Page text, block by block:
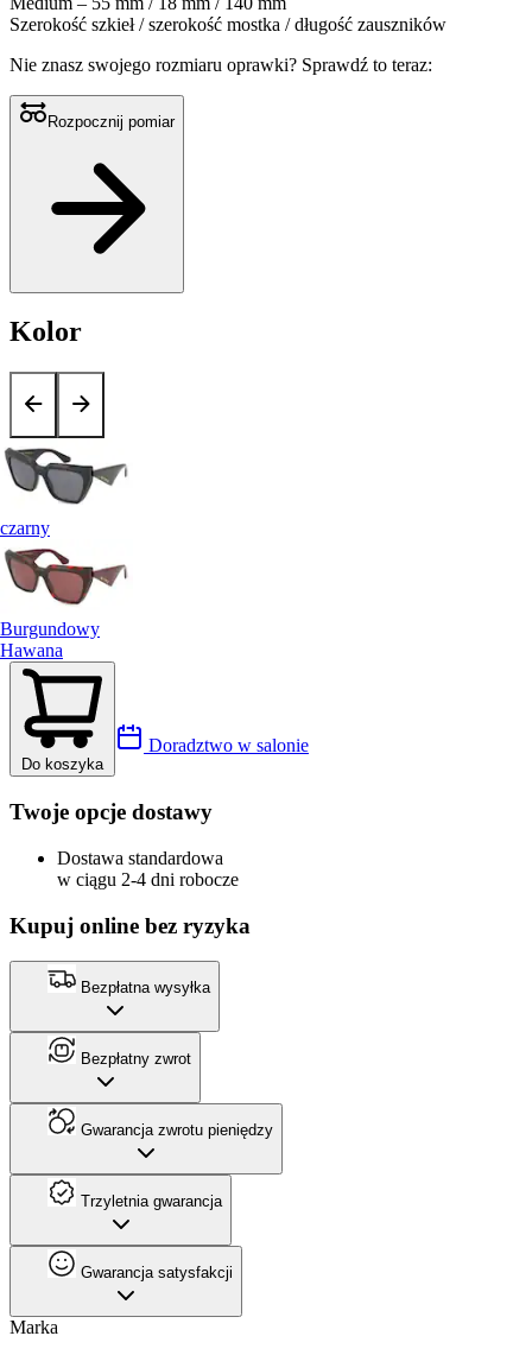
Szerokość szkieł / szerokość mostka / długość zauszników
Nie znasz swojego rozmiaru oprawki? Sprawdź to teraz:
Rozpocznij pomiar
Kolor
czarny
Burgundowy
Hawana
Do koszyka
Doradztwo w salonie
Twoje opcje dostawy
Dostawa standardowa
w ciągu 2-4 dni robocze
Kupuj online bez ryzyka
Bezpłatna wysyłka
Bezpłatny zwrot
Gwarancja zwrotu pieniędzy
Trzyletnia gwarancja
Gwarancja satysfakcji
Marka